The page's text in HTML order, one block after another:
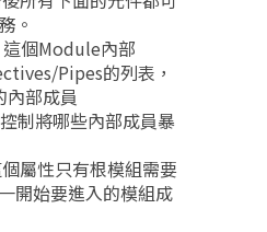
。
這個Module內部
Pipes的列表，
部成員
控制將哪些內部成員暴
個屬性只有根模組需要
開始要進入的模組成